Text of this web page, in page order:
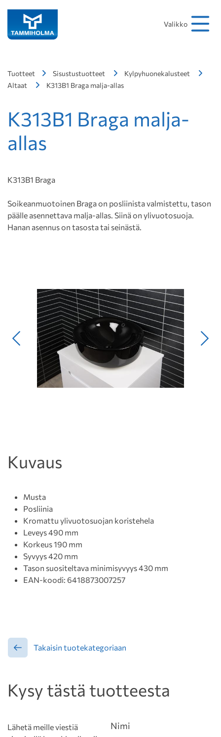
Valikko
Tuotteet Sisustustuotteet
Kylpyhuonekalusteet
Altaat
K313B1 Braga malja-allas
K313B1 Braga malja-
allas
K313B1 Braga
Soikeanmuotoinen Braga on posliinista valmistettu, tason
päälle asennettava malja-allas. Siinä on ylivuotosuoja.
Hanan asennus on tasosta tai seinästä.
Edellinen
Kuvaus
Musta
Posliinia
Kromattu ylivuotosuojan koristehela
Leveys 490 mm
Korkeus 190 mm
Syvyys 420 mm
Tason suositeltava minimisyvyys 430 mm
EAN-koodi: 6418873007257
Takaisin tuotekategoriaan
Kysy tästä tuotteesta
Lähetä meille viestiä
Nimi